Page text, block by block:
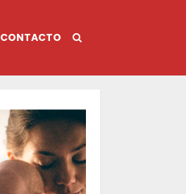
CONTACTO